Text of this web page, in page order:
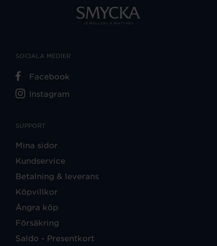
SUPPORT
Mina sidor
Kundservice
Betalning & leverans
Köpvillkor
Ångra köp
Försäkring
Saldo - Presentkort
SOCIALA MEDIER
Facebook
Instagram